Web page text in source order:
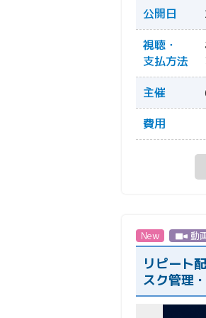
公開日
視聴・
支払方法
主催
費用
New 動
リピート
スク管理